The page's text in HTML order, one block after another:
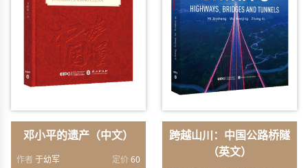
邓小平的遗产（中文）
作者 于幼军 定价60
跨越山川：中国公路桥隧
（英文）